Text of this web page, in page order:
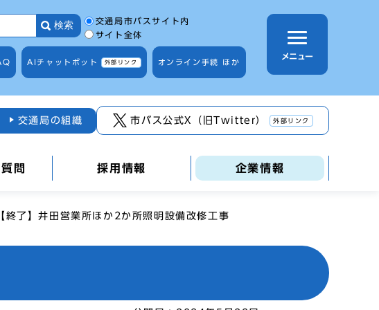
検索 サイト内検索の範囲
交通局市バスサイト内
サイト全体
AIチャットボット 外部リンク オンライン手続 ほか
メニュー
交通局の組織 市バス公式X（旧Twitter） 外部リンク
問 採用情報 企業情報
【終了】井田営業所ほか2か所照明設備改修工事